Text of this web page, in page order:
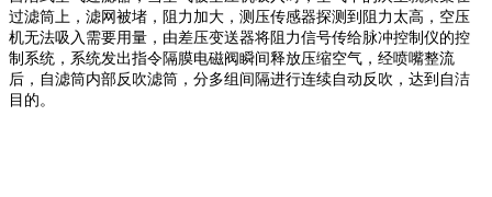
过滤筒上，滤网被堵，阻力加大，测压传感器探测到阻力太高，空压
机无法吸入需要用量，由差压变送器将阻力信号传给脉冲控制仪的控
制系统，系统发出指令隔膜电磁阀瞬间释放压缩空气，经喷嘴整流
后，自滤筒内部反吹滤筒，分多组间隔进行连续自动反吹，达到自洁
目的。